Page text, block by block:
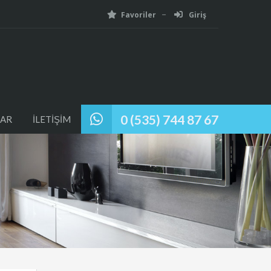
Favoriler Giriş
0 (535) 744 87 67
İLETİŞİM